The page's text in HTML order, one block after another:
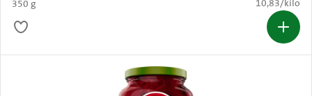
350 g 10,83/kilo